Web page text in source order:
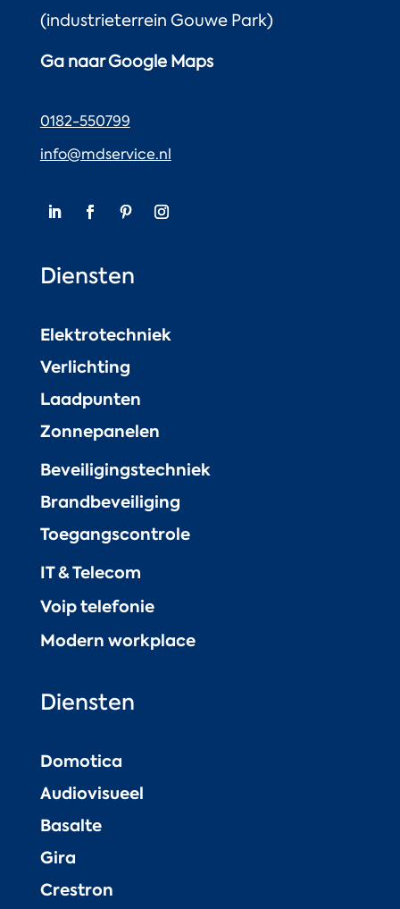
(industrieterrein Gouwe Park)
Ga naar Google Maps
0182-550799
info@mdservice.nl
Diensten
Elektrotechniek
Verlichting
Laadpunten
Zonnepanelen
Beveiligingstechniek
Brandbeveiliging
Toegangscontrole
IT & Telecom
Voip telefonie
Modern workplace
Diensten
Domotica
Audiovisueel
Basalte
Gira
Crestron